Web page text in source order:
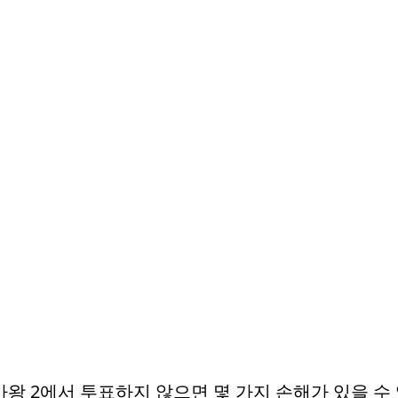
왕 2에서 투표하지 않으면 몇 가지 손해가 있을 수